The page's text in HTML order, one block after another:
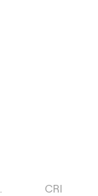
CRI